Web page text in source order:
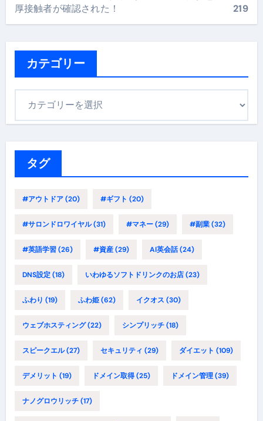
厚接触者が確認された！
219
カテゴリー
タグ
#アウトドア(20) #ギフト (20)
#サロンドロワイヤル(31) #マネー(29) #副業(32)
#英語学習(26) #資産(29) AI英会話(24)
DNS設定(18) いわゆるソフトドリンクのお店(23)
ふわり (19) ふわ姫(62) イクオス (30)
ウェブホスティング(22) シンプリッチ(18)
スピークエル(27) セキュリティ (29) ダイエット (109)
デメリット (19) ドメイン取得(25) ドメイン管理(39)
ナノグロウリッチ(17)